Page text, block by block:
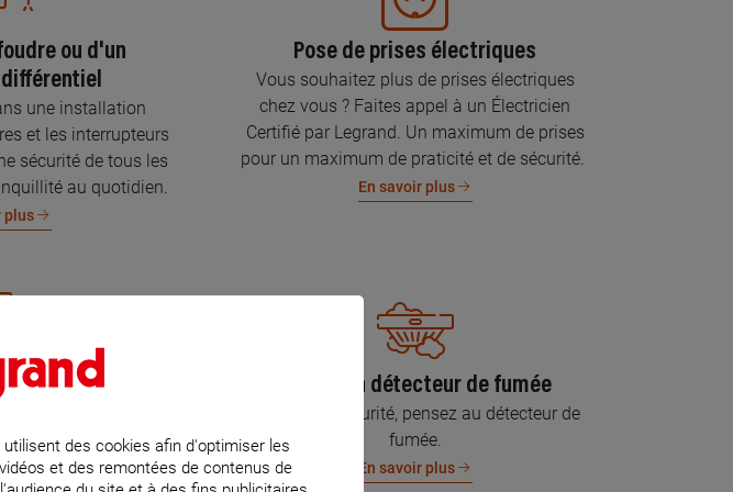
ou d'un
une installation
et les interrupteurs
sécurité de tous les
au quotidien.
plus
Pose de prises électriques
Vous souhaitez plus de prises électriques
chez vous ? Faites appel à un Électricien
Certifié par Legrand. Un maximum de prises
pour un maximum de praticité et de sécurité.
En savoir plus
l’installation
la sécurité et la
et de vos biens,
Pose d’un détecteur de fumée
Pour votre sécurité, pensez au détecteur de
fumée.
En savoir plus
des cookies afin d'optimiser les
et des remontées de contenus de